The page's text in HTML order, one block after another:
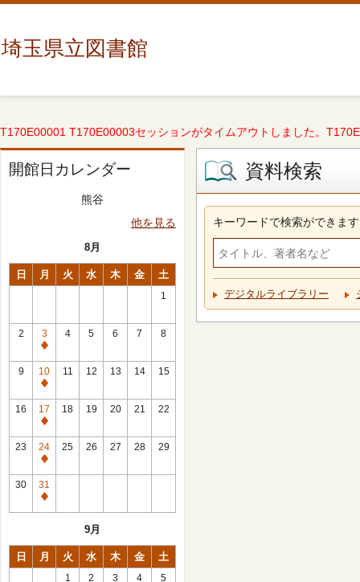
埼玉県立図書館
T170E00001 T170E00003セッションがタイムアウトしました。
開館日カレンダー
熊谷
他を見る
8月
日 月 火 水 木 金 土
1
2
3
休
館
日
4 5 6 7 8
9
10
休
館
日
11 12 13 14 15
16
17
休
館
日
18 19 20 21 22
23
24
休
館
日
25 26 27 28 29
30
31
休
9月
日 月 火 水 木 金 土
1 2 3 4 5
資料検索
キーワードで検索ができます
デジタルライブラリー